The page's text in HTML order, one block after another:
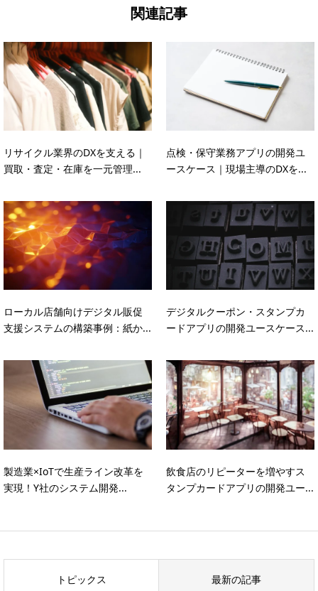
関連記事
リサイクル業界のDXを支える｜
買取・査定・在庫を一元管理...
点検・保守業務アプリの開発ユ
ースケース｜現場主導のDXを...
ローカル店舗向けデジタル販促
支援システムの構築事例：紙か...
デジタルクーポン・スタンプカ
ードアプリの開発ユースケース...
製造業×IoTで生産ライン改革を
実現！Y社のシステム開発...
飲食店のリピーターを増やすス
タンプカードアプリの開発ユー...
トピックス 最新の記事